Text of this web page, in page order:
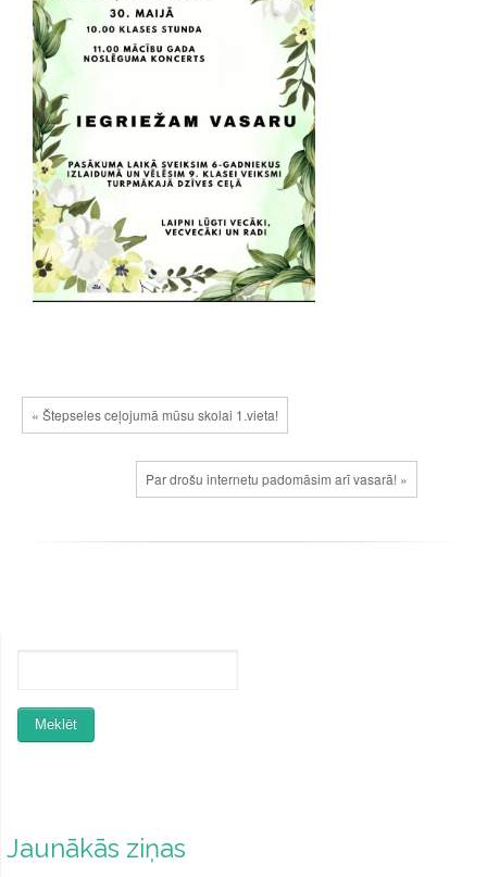
« Štepseles ceļojumā mūsu skolai 1.vieta!
Par drošu internetu padomāsim arī vasarā! »
Jaunākās ziņas